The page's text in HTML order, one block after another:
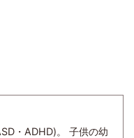
・ADHD)。 子供の幼